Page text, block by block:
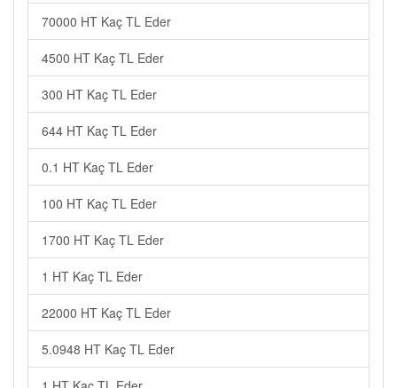
70000 HT Kaç TL Eder
4500 HT Kaç TL Eder
300 HT Kaç TL Eder
644 HT Kaç TL Eder
0.1 HT Kaç TL Eder
100 HT Kaç TL Eder
1700 HT Kaç TL Eder
1 HT Kaç TL Eder
22000 HT Kaç TL Eder
5.0948 HT Kaç TL Eder